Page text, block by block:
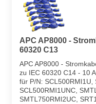
APC AP8000 -
60320 C13
APC AP8000 -
zu IEC 60320 C14 - 10
für P/N: SCL500RMI1U,
SCL500RMI1UNC,
SMTL750RMI2UC,